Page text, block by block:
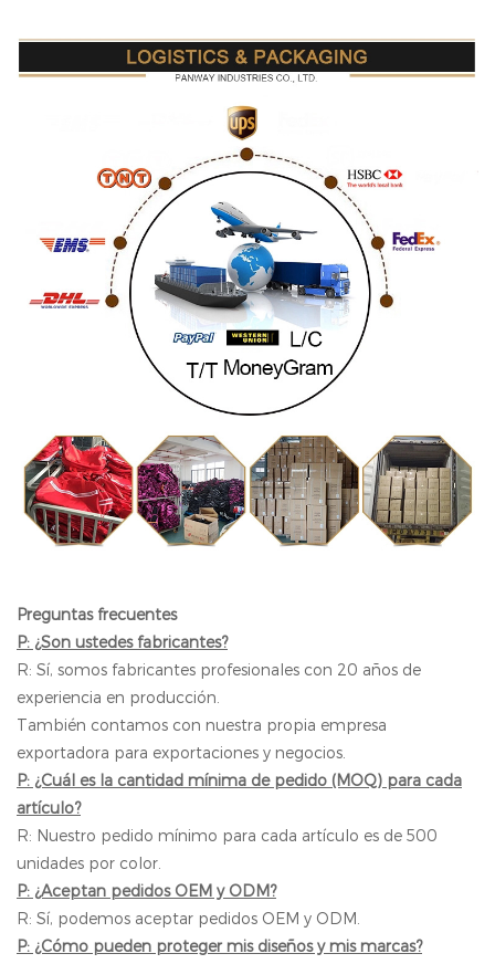
Preguntas frecuentes
P: ¿Son ustedes fabricantes?
R: Sí, somos fabricantes profesionales con 20 años de
experiencia en producción.
También contamos con nuestra propia empresa
exportadora para exportaciones y negocios.
P: ¿Cuál es la cantidad mínima de pedido (MOQ) para cada
artículo?
R: Nuestro pedido mínimo para cada artículo es de 500
unidades por color.
P: ¿Aceptan pedidos OEM y ODM?
R: Sí, podemos aceptar pedidos OEM y ODM.
P: ¿Cómo pueden proteger mis diseños y mis marcas?